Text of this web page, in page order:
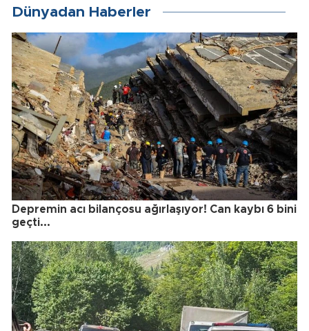
Dünyadan Haberler
Depremin acı bilançosu ağırlaşıyor! Can kaybı 6 bini
geçti...